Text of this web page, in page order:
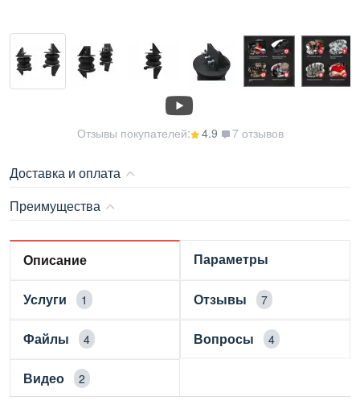
Отзывы покупателей: 4.9 7 отзывов
Доставка и оплата
Преимущества
Описание Параметры
Услуги 1 Отзывы 7
Файлы 4 Вопросы 4
Видео 2